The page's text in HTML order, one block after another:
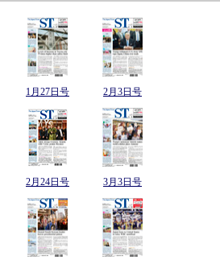
1月27日号 2月3日号
2月24日号 3月3日号